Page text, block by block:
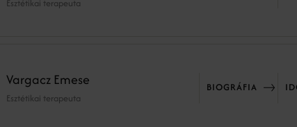
Esztétikai terapeuta
Vargacz Emese
Esztétikai terapeuta
BIOGRÁFIA